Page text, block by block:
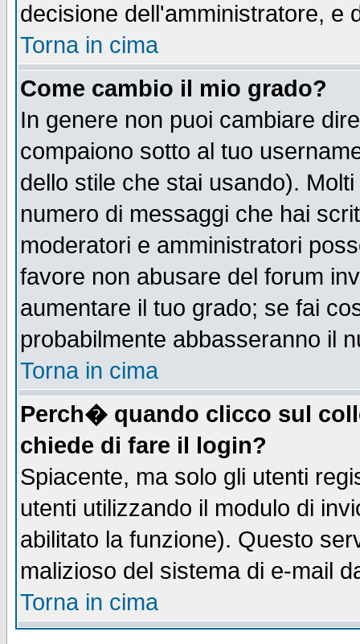
decisione dell'amministratore, e
Torna in cima
Come cambio il mio grado?
In genere non puoi cambiare
compaiono sotto al tuo
dello stile che stai usando).
numero di messaggi che hai
moderatori e amministratori
favore non abusare del forum
aumentare il tuo grado; se fai
probabilmente abbasseranno il
Torna in cima
Perch� quando clicco sul
chiede di fare il login?
Spiacente, ma solo gli utenti
utenti utilizzando il modulo di
abilitato la funzione). Questo
malizioso del sistema di e-mail
Torna in cima